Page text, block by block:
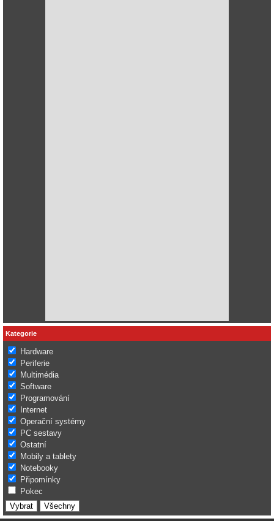
Kategorie
Hardware
Periferie
Multimédia
Software
Programování
Internet
Operační systémy
PC sestavy
Ostatní
Mobily a tablety
Notebooky
Připomínky
Pokec